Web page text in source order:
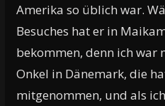
Amerika so üblich war.
Besuches hat er in
bekommen, denn ich war
Onkel in Dänemark, die
mitgenommen, und als